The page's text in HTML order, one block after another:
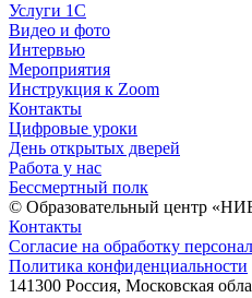
Услуги 1C
Видео и фото
Интервью
Мероприятия
Инструкция к Zoom
Контакты
Цифровые уроки
День открытых дверей
Работа у нас
Бессмертный полк
© Образовательный центр
Контакты
Согласие на обработку
Политика конфиденциальности
141300 Россия, Московская